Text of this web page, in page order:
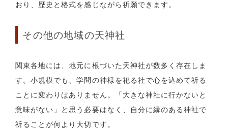
おり、歴史と格式を感じながら祈願できます。
その他の地域の天神社
関東各地には、地元に根づいた天神社が数多く存在しま
す。小規模でも、学問の神様を祀る社で心を込めて祈る
ことに変わりはありません。「大きな神社に行かないと
意味がない」と思う必要はなく、自分に縁のある神社で
祈ることが何より大切です。